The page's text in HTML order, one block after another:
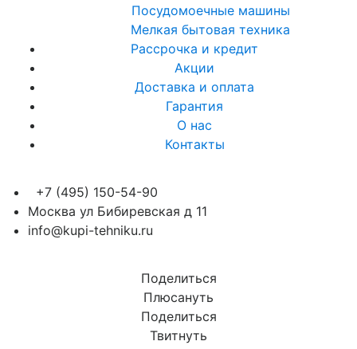
Посудомоечные машины
Мелкая бытовая техника
Рассрочка и кредит
Акции
Доставка и оплата
Гарантия
О нас
Контакты
+7 (495) 150-54-90
Москва ул Бибиревская д 11
info@kupi-tehniku.ru
Поделиться
Плюсануть
Поделиться
Твитнуть